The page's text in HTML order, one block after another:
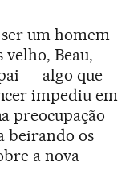
um homem
Beau,
― algo que
impediu em
preocupação
beirando os
a nova